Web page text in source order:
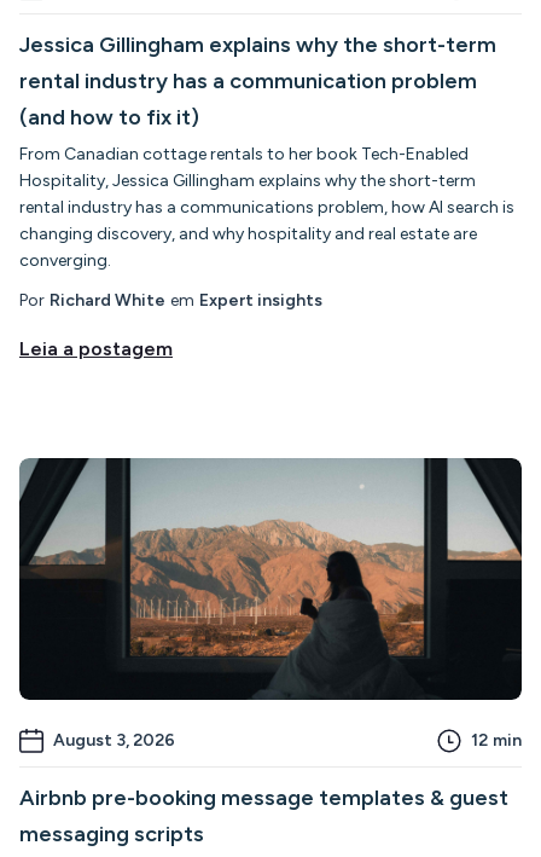
Jessica Gillingham explains why the short-term
rental industry has a communication problem
(and how to fix it)
From Canadian cottage rentals to her book Tech-Enabled
Hospitality, Jessica Gillingham explains why the short-term
rental industry has a communications problem, how AI search is
changing discovery, and why hospitality and real estate are
converging.
Por Richard White em Expert insights
Leia a postagem
August 3, 2026 12 min
Airbnb pre-booking message templates & guest
messaging scripts